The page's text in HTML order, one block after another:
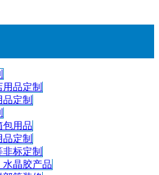
品定制
定制
包用品
定制
标定制
水晶胶产品